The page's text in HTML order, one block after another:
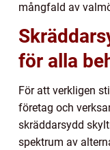
mångfald av
för alla
För att verkligen
företag och
skräddarsydd
spektrum av